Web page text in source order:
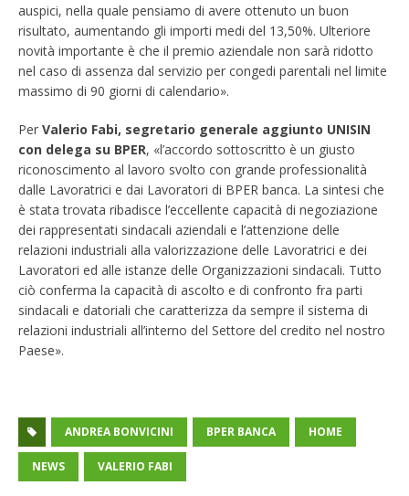
auspici, nella quale pensiamo di avere ottenuto un buon
risultato, aumentando gli importi medi del 13,50%. Ulteriore
novità importante è che il premio aziendale non sarà ridotto
nel caso di assenza dal servizio per congedi parentali nel limite
massimo di 90 giorni di calendario».
Per Valerio Fabi, segretario generale aggiunto UNISIN
con delega su BPER, «l’accordo sottoscritto è un giusto
riconoscimento al lavoro svolto con grande professionalità
dalle Lavoratrici e dai Lavoratori di BPER banca. La sintesi che
è stata trovata ribadisce l’eccellente capacità di negoziazione
dei rappresentati sindacali aziendali e l’attenzione delle
relazioni industriali alla valorizzazione delle Lavoratrici e dei
Lavoratori ed alle istanze delle Organizzazioni sindacali. Tutto
ciò conferma la capacità di ascolto e di confronto fra parti
sindacali e datoriali che caratterizza da sempre il sistema di
relazioni industriali all’interno del Settore del credito nel nostro
Paese».
ANDREA BONVICINI BPER BANCA HOME
NEWS VALERIO FABI